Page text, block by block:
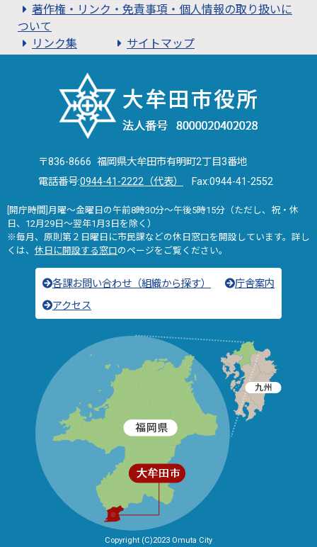
著作権・リンク・免責事項・個人情報の取り扱いに
ついて
リンク集
サイトマップ
〒836-8666 福岡県大牟田市有明町2丁目3番地
電話番号:0944-41-2222（代表） Fax:0944-41-2552
[開庁時間]月曜～金曜日の午前8時30分～午後5時15分（ただし、祝・休
日、12月29日～翌年1月3日を除く）
※毎月、原則第２日曜日に市民課などの休日窓口を開設しています。詳し
くは、 休日に開設する窓口のページをご覧ください。
各課お問い合わせ（組織から探す）
庁舎案内
アクセス
Copyright (C)2023 Omuta City